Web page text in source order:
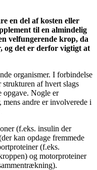
en del af kosten eller
til en almindelig
velfungerende krop, da
og det er derfor vigtigt at
organismer. I forbindelse
af hvert slags
opgave. Nogle er
andre er involverede i
(f.eks. insulin der
kan opdage fremmede
(f.eks.
og motorproteiner